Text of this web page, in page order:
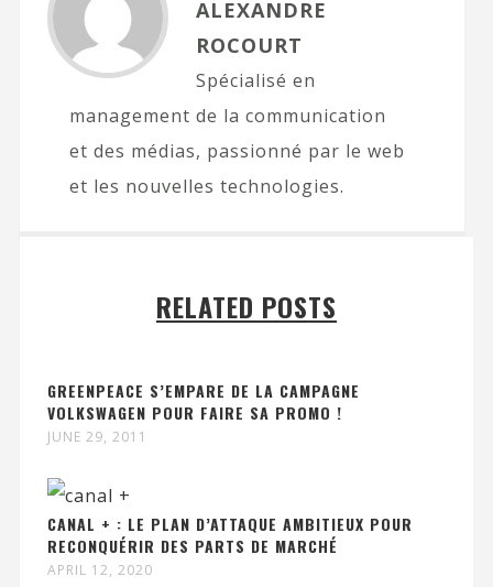
ALEXANDRE
ROCOURT
Spécialisé en
management de la communication
et des médias, passionné par le web
et les nouvelles technologies.
RELATED POSTS
GREENPEACE S’EMPARE DE LA CAMPAGNE
VOLKSWAGEN POUR FAIRE SA PROMO !
JUNE 29, 2011
CANAL + : LE PLAN D’ATTAQUE AMBITIEUX POUR
RECONQUÉRIR DES PARTS DE MARCHÉ
APRIL 12, 2020